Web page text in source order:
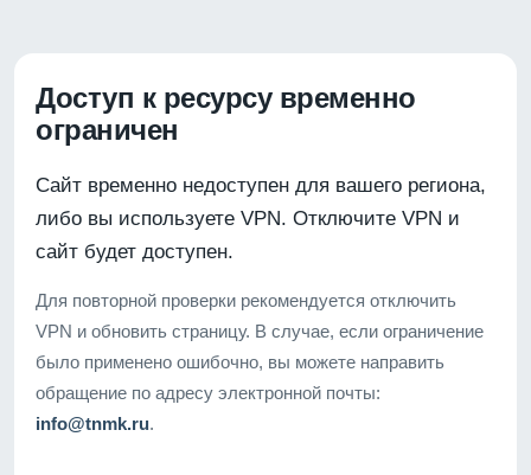
Доступ к ресурсу временно
ограничен
Сайт временно недоступен для вашего региона,
либо вы используете VPN. Отключите VPN и
сайт будет доступен.
Для повторной проверки рекомендуется отключить
VPN и обновить страницу. В случае, если ограничение
было применено ошибочно, вы можете направить
обращение по адресу электронной почты:
info@tnmk.ru.